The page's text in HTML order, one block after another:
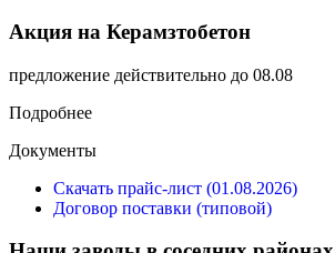
Акция на Керамзтобетон
предложение действительно до 08.08
Подробнее
Документы
Скачать прайс-лист (01.08.2026)
Договор поставки (типовой)